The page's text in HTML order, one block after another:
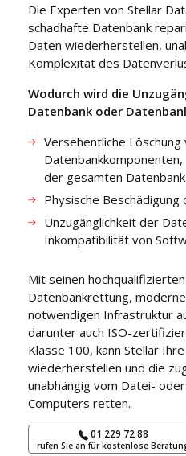
Die Experten von Stellar
schadhafte Datenbank
Daten wiederherstellen,
Komplexität des
Wodurch wird die
Datenbank oder
Versehentliche Löschung
der gesamten Datenbank.
Physische
Unzugänglichkeit der
Inkompatibilität von
Mit seinen
Datenbankrettung,
notwendigen Infrastruktur
darunter auch ISO-
Klasse 100, kann Stellar
wiederherstellen und die
unabhängig vom Datei-
Computers retten.
01 229 72 88
rufen Sie an für kostenlose